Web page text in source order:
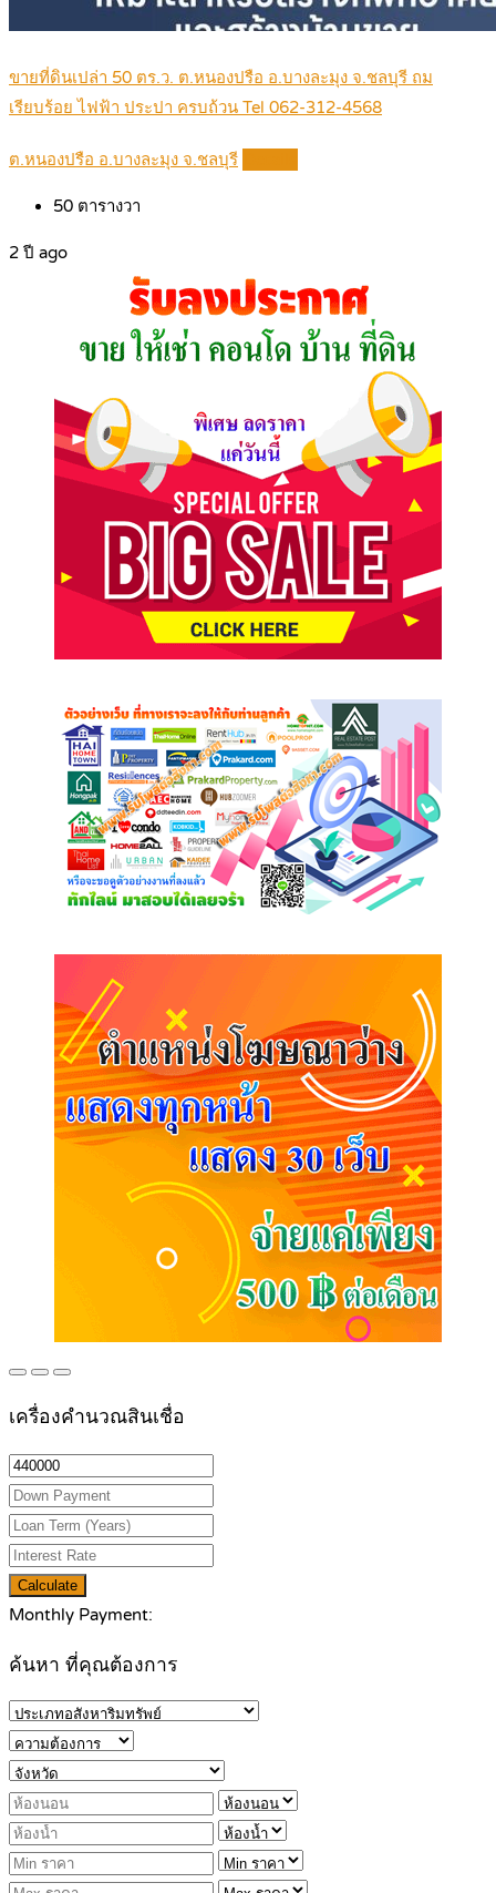
ขายที่ดินเปล่า 50 ตร.ว. ต.หนองปรือ อ.บางละมุง จ.ชลบุรี ถม
เรียบร้อย ไฟฟ้า ประปา ครบถ้วน Tel 062-312-4568
ต.หนองปรือ อ.บางละมุง จ.ชลบุรี
50 ตารางวา
2 ปี ago
เครื่องคำนวณสินเชื่อ
Calculate
Monthly Payment:
ค้นหา ที่คุณต้องการ